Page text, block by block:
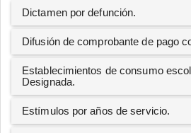
Dictamen por defunción.
Difusión de comprobante de pago
Establecimientos de consumo
Designada.
Estímulos por años de servicio.